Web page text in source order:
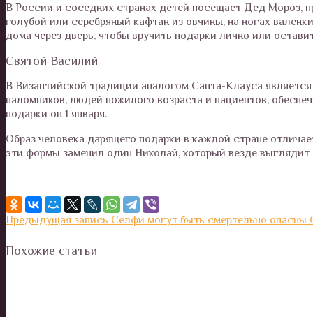
В России и соседних странах детей посещает Дед Мороз,
голубой или серебряный кафтан из овчины, на ногах
дома через дверь, чтобы вручить подарки лично или
Святой Василий
В Византийской традиции аналогом Санта-Клауса
паломников, людей пожилого возраста и пациентов,
подарки он 1 января.
Образ человека дарящего подарки в каждой стране
эти формы заменил один Николай, который везде
Предыдущая запись Селфи могут быть смертельно опасны
Похожие статьи